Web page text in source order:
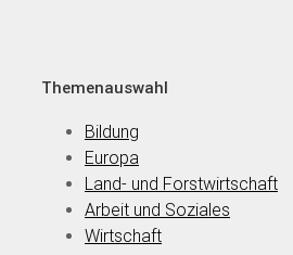
Themenauswahl
Bildung
Europa
Land- und Forstwirtschaft
Arbeit und Soziales
Wirtschaft